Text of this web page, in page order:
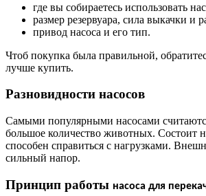
где вы собираетесь использовать
размер резервуара, сила выкачки и
привод насоса и его тип.
Чтоб покупка была правильной,
лучше купить.
Разновидности насосов
Самыми популярными насосами
большое количество животных. Состоит
способен справиться с нагрузками.
сильный напор.
Принцип работы насоса для